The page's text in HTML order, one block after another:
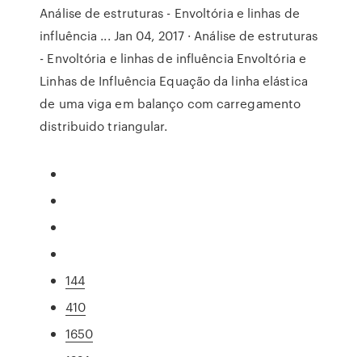
Análise de estruturas - Envoltória e linhas de
influência ... Jan 04, 2017 · Análise de estruturas
- Envoltória e linhas de influência Envoltória e
Linhas de Influência Equação da linha elástica
de uma viga em balanço com carregamento
distribuido triangular.
144
410
1650